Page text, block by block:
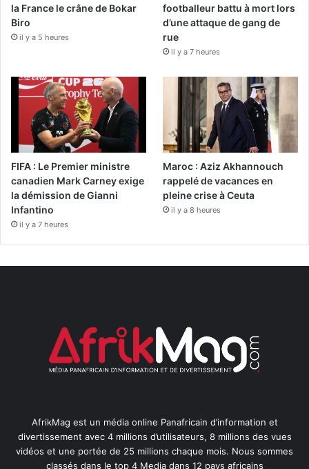
la France le crâne de Bokar
Biro
il y a 5 heures
footballeur battu à mort lors
d’une attaque de gang de
rue
il y a 7 heures
FIFA : Le Premier ministre
canadien Mark Carney exige
la démission de Gianni
Infantino
il y a 7 heures
Maroc : Aziz Akhannouch
rappelé de vacances en
pleine crise à Ceuta
il y a 8 heures
AfrikMag est un média online Panafricain d’information et
divertissement avec 4 millions d’utilisateurs, 8 millions des vues
vidéos et une portée de 25 millions chaque mois. Nous sommes
classés dans le top 4 Media dans 12 pays africains